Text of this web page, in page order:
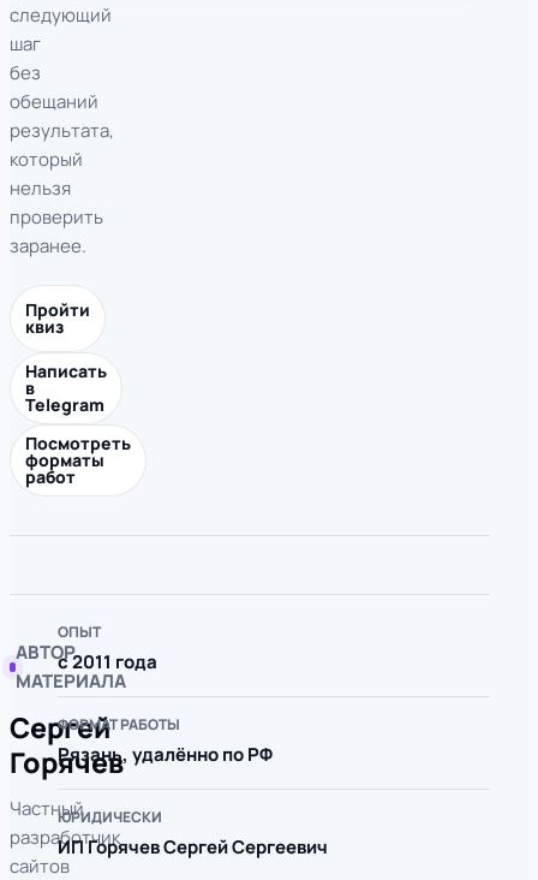
следующий
шаг
без
обещаний
результата,
который
нельзя
проверить
заранее.
Пройти
квиз
Написать
в
Telegram
Посмотреть
форматы
работ
АВТОР
МАТЕРИАЛА
Сергей
Горячев
Частный
разработчик
сайтов
ОПЫТ
с 2011 года
ФОРМАТ РАБОТЫ
Рязань, удалённо по РФ
ЮРИДИЧЕСКИ
ИП Горячев Сергей Сергеевич